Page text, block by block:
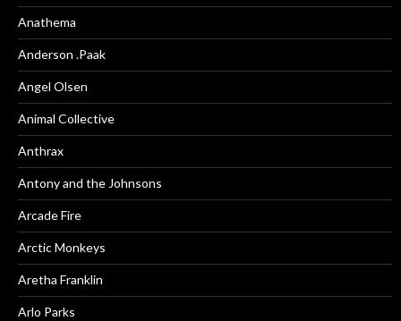
Anathema
Anderson .Paak
Angel Olsen
Animal Collective
Anthrax
Antony and the Johnsons
Arcade Fire
Arctic Monkeys
Aretha Franklin
Arlo Parks